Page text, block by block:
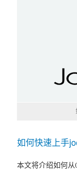
如何快速上手
本文将介绍如何从